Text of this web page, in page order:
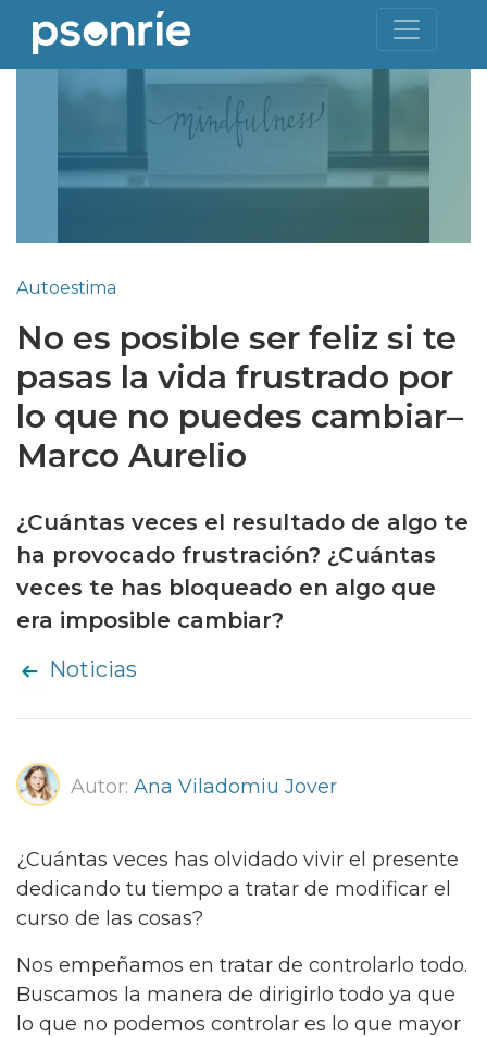
Autoestima
No es posible ser feliz si te
pasas la vida frustrado por
lo que no puedes cambiar–
Marco Aurelio
¿Cuántas veces el resultado de algo te
ha provocado frustración? ¿Cuántas
veces te has bloqueado en algo que
era imposible cambiar?
Noticias
Autor: Ana Viladomiu Jover
¿Cuántas veces has olvidado vivir el presente
dedicando tu tiempo a tratar de modificar el
curso de las cosas?
Nos empeñamos en tratar de controlarlo todo.
Buscamos la manera de dirigirlo todo ya que
lo que no podemos controlar es lo que mayor